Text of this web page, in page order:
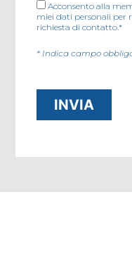
Acconsento alla
miei dati personali per
richiesta di contatto.*
* Indica campo